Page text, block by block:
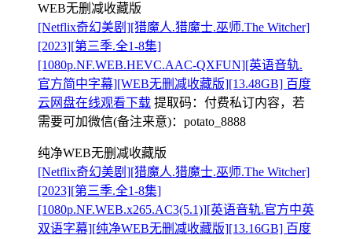
WEB无删减收藏版
[Netflix奇幻美剧][猎魔人.猎魔士.巫师.The Witcher]
[2023][第三季.全1-8集]
[1080p.NF.WEB.HEVC.AAC-QXFUN][英语音轨.
官方简中字幕][WEB无删减收藏版][13.48GB] 百度
云网盘在线观看下载 提取码： 付费私订内容，若
需要可加微信(备注来意)：potato_8888
纯净WEB无删减收藏版
[Netflix奇幻美剧][猎魔人.猎魔士.巫师.The Witcher]
[2023][第三季.全1-8集]
[1080p.NF.WEB.x265.AC3(5.1)][英语音轨.官方中英
双语字幕][纯净WEB无删减收藏版][13.16GB] 百度